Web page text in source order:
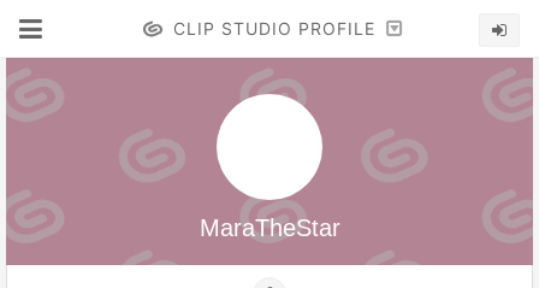
CLIP STUDIO PROFILE
MaraTheStar